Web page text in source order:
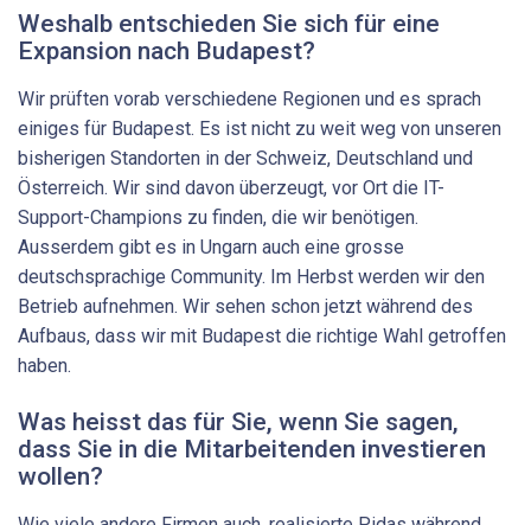
Weshalb entschieden Sie sich für eine
Expansion nach ­Budapest?
Wir prüften vorab verschiedene Regionen und es sprach
einiges für Budapest. Es ist nicht zu weit weg von unseren
bisherigen Standorten in der Schweiz, Deutschland und
Österreich. Wir sind davon überzeugt, vor Ort die IT-
Support-Champions zu finden, die wir benötigen.
Ausserdem gibt es in Ungarn auch eine grosse
deutschsprachige Community. Im Herbst werden wir den
Betrieb aufnehmen. Wir sehen schon jetzt während des
Aufbaus, dass wir mit Budapest die richtige Wahl getroffen
haben.
Was heisst das für Sie, wenn Sie sagen,
dass Sie in die Mitarbeitenden investieren
wollen?